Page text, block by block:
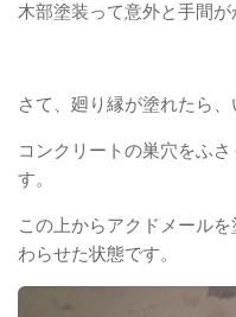
木部塗装って意外と手間が
さて、廻り縁が塗れたら、
コンクリートの巣穴をふ
す。
この上からアクドメール
わらせた状態です。